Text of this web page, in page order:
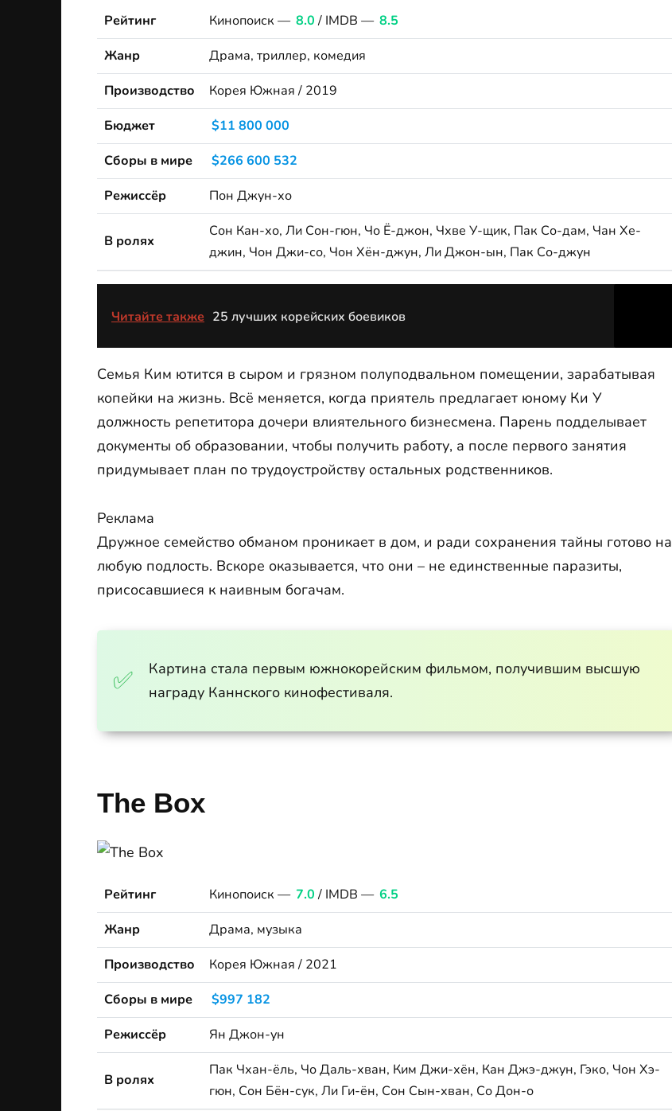
Рейтинг Кинопоиск — 8.0 / IMDB — 8.5
Жанр
Драма, триллер, комедия
Производство
Корея Южная / 2019
Бюджет
$11 800 000
Сборы в мире
$266 600 532
Режиссёр
Пон Джун-хо
В ролях
Сон Кан-хо, Ли Сон-гюн, Чо Ё-джон, Чхве У-щик, Пак Со-дам, Чан Хе-
джин, Чон Джи-со, Чон Хён-джун, Ли Джон-ын, Пак Со-джун
Читайте также 25 лучших корейских боевиков
Семья Ким ютится в сыром и грязном полуподвальном помещении, зарабатывая
копейки на жизнь. Всё меняется, когда приятель предлагает юному Ки У
должность репетитора дочери влиятельного бизнесмена. Парень подделывает
документы об образовании, чтобы получить работу, а после первого занятия
придумывает план по трудоустройству остальных родственников.
Реклама
Дружное семейство обманом проникает в дом, и ради сохранения тайны готово на
любую подлость. Вскоре оказывается, что они – не единственные паразиты,
присосавшиеся к наивным богачам.
Картина стала первым южнокорейским фильмом, получившим высшую
награду Каннского кинофестиваля.
The Box
Рейтинг Кинопоиск — 7.0 / IMDB — 6.5
Жанр
Драма, музыка
Производство
Корея Южная / 2021
Сборы в мире
$997 182
Режиссёр
Ян Джон-ун
В ролях
Пак Чхан-ёль, Чо Даль-хван, Ким Джи-хён, Кан Джэ-джун, Гэко, Чон Хэ-
гюн, Сон Бён-сук, Ли Ги-ён, Сон Сын-хван, Со Дон-о